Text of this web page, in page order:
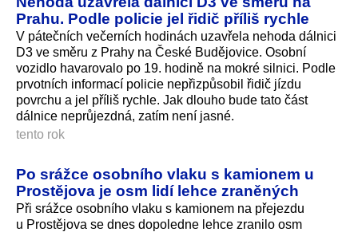
Prahu. Podle policie jel řidič příliš rychle
V pátečních večerních hodinách uzavřela nehoda dálnici
D3 ve směru z Prahy na České Budějovice. Osobní
vozidlo havarovalo po 19. hodině na mokré silnici. Podle
prvotních informací policie nepřizpůsobil řidič jízdu
povrchu a jel příliš rychle. Jak dlouho bude tato část
dálnice neprůjezdná, zatím není jasné.
tento rok
Po srážce osobního vlaku s kamionem u
Prostějova je osm lidí lehce zraněných
Při srážce osobního vlaku s kamionem na přejezdu
u Prostějova se dnes dopoledne lehce zranilo osm